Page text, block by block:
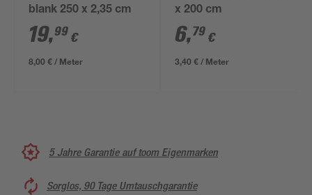
blank 250 x 2,35 cm
19,99 €
8,00 € / Meter
x 200 cm
6,79 €
3,40 € / Meter
5 Jahre Garantie auf toom Eigenmarken
Sorglos, 90 Tage Umtauschgarantie